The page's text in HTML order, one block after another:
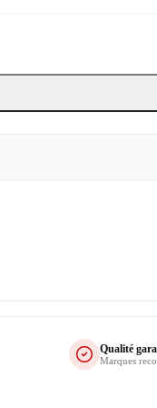
Qualité
Marques